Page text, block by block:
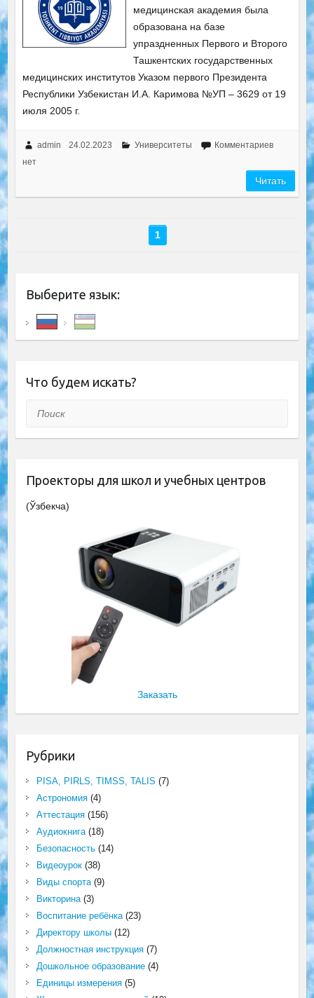
медицинская академия была
образована на базе
упраздненных Первого и Второго
Ташкентских государственных
медицинских институтов Указом первого Президента
Республики Узбекистан И.А. Каримова №УП – 3629 от 19
июля 2005 г.
admin 24.02.2023 Университеты
Комментариев
нет
Читать
1
Выберите язык:
Что будем искать?
Поиск
Проекторы для школ и учебных центров
(Ўзбекча)
Заказать
Рубрики
PISA, PIRLS, TIMSS, TALIS (7)
Астрономия(4)
Аттестация(156)
Аудиокнига(18)
Безопасность(14)
Видеоурок(38)
Виды спорта(9)
Викторина(3)
Воспитание ребёнка(23)
Директору школы(12)
Должностная инструкция(7)
Дошкольное образование(4)
Единицы измерения(5)